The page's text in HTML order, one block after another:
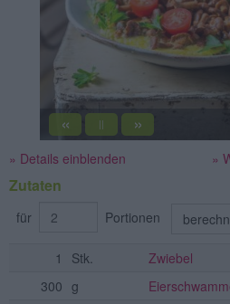
« || »
» Details einblenden »
Zutaten
für Portionen
1 Stk.
Zwiebel
300 g